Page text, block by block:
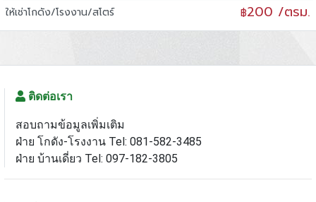
ให้เช่าโกดัง/โรงงาน/สโตร์ ฿200 /ตรม.
ติดต่อเรา
สอบถามข้อมูลเพิ่มเติม
ฝ่าย โกดัง-โรงงาน Tel: 081-582-3485
ฝ่าย บ้านเดี่ยว Tel: 097-182-3805